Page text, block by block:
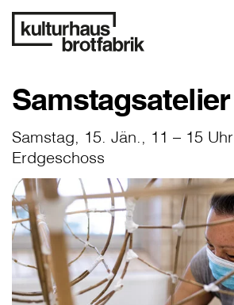
Samstagsatelier
Samstag, 15. Jän., 11 – 15 Uhr
Erdgeschoss